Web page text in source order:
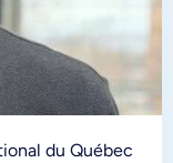
du Québec